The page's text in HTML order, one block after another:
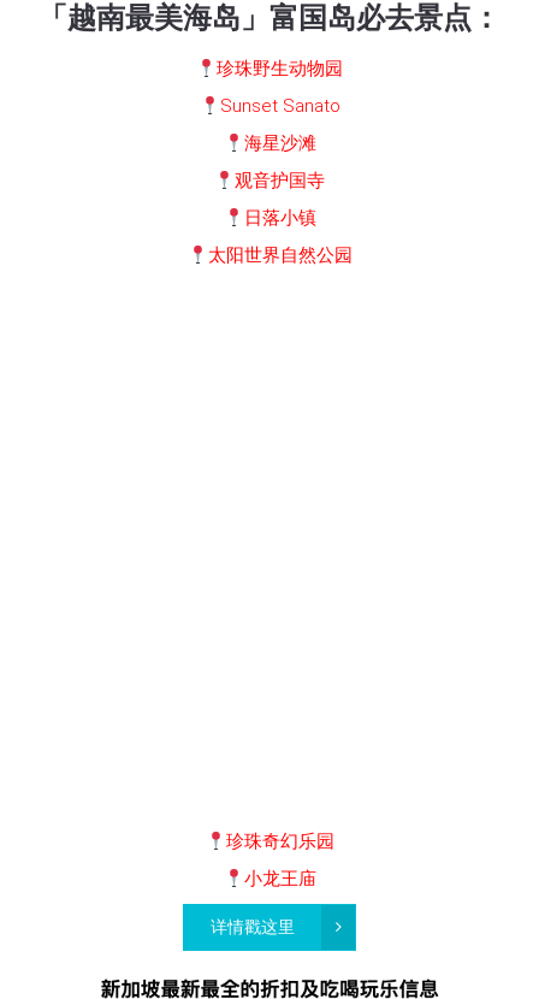
「越南最美海岛」富国岛必去景点：
珍珠野生动物园
Sunset Sanato
海星沙滩
观音护国寺
日落小镇
太阳世界自然公园
珍珠奇幻乐园
小龙王庙
详情戳这里